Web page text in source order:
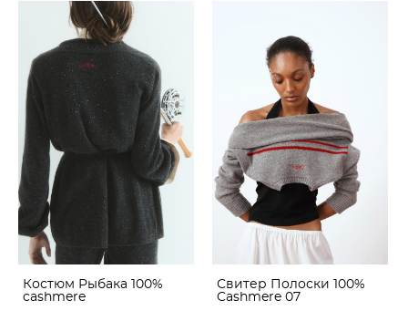
Костюм Рыбака 100%
cashmere
Свитер Полоски 100%
Cashmere 07